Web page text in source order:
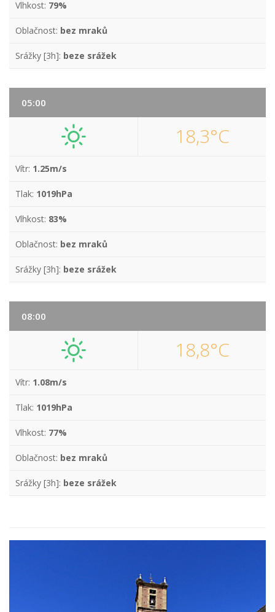
Vlhkost: 79%
Oblačnost: bez mraků
Srážky [3h]: beze srážek
05:00
18,3°C
Vítr: 1.25m/s
Tlak: 1019hPa
Vlhkost: 83%
Oblačnost: bez mraků
Srážky [3h]: beze srážek
08:00
18,8°C
Vítr: 1.08m/s
Tlak: 1019hPa
Vlhkost: 77%
Oblačnost: bez mraků
Srážky [3h]: beze srážek